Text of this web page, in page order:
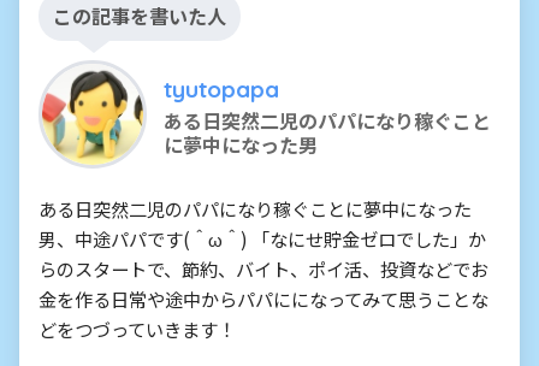
この記事を書いた人
tyutopapa
ある日突然二児のパパになり稼ぐこと
に夢中になった男
ある日突然二児のパパになり稼ぐことに夢中になった
男、中途パパです(＾ω＾) 「なにせ貯金ゼロでした」か
らのスタートで、節約、バイト、ポイ活、投資などでお
金を作る日常や途中からパパにになってみて思うことな
どをつづっていきます！